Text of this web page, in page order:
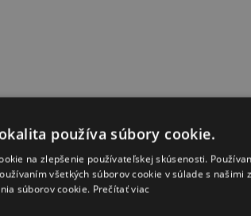
používa súbory cookie.
na zlepšenie používateľskej skúsenosti.
všetkých súborov cookie v súlade s našimi
súborov cookie. Prečítať viac